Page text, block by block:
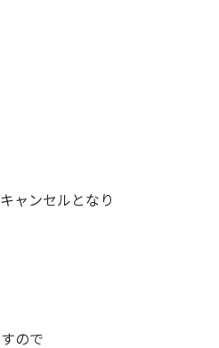
ャンセルとなり
ので